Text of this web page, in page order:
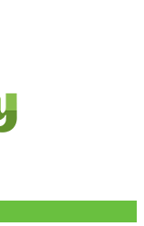
фермерство и
и
и хранение урожая.
Полезные